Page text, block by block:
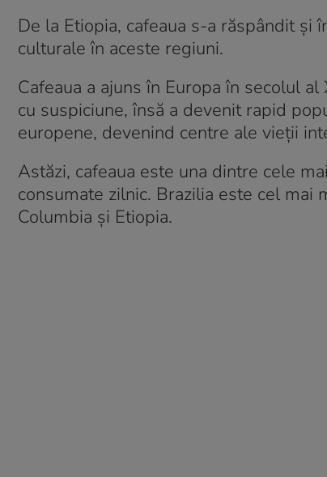
De la Etiopia, cafeaua s-a răspândit și
culturale în aceste regiuni.
Cafeaua a ajuns în Europa în secolul
cu suspiciune, însă a devenit rapid
europene, devenind centre ale vieții
Astăzi, cafeaua este una dintre cele
consumate zilnic. Brazilia este cel mai
Columbia și Etiopia.